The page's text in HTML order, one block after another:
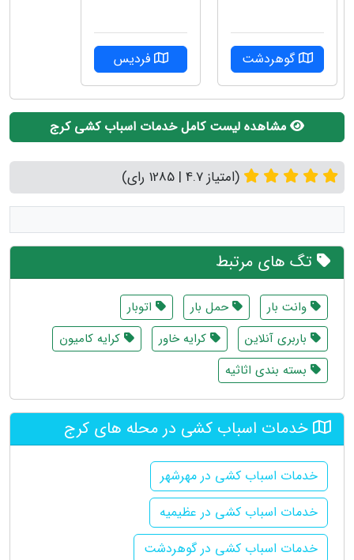
گوهردشت فردیس
مشاهده لیست کامل خدمات اسباب کشی کرج
(امتیاز 4.7 | 1285 رای)
تگ های مرتبط
وانت بار حمل بار
اتوبار
باربری آنلاین
کرایه خاور
کرایه کامیون
بسته بندی اثاثیه
خدمات اسباب کشی در محله های کرج
خدمات اسباب کشی در مهرشهر
خدمات اسباب کشی در عظیمیه
خدمات اسباب کشی در گوهردشت